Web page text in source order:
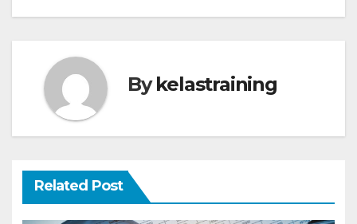
Bykelastraining
Related Post